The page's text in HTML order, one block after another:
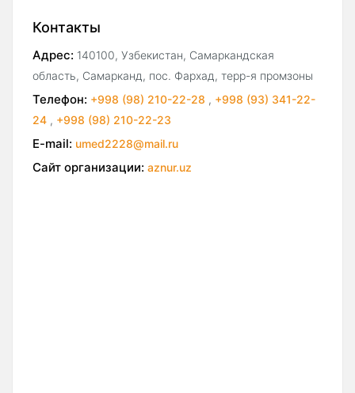
Контакты
Адрес: 140100, Узбекистан, Самаркандская
область, Самарканд, пос. Фархад, терр-я промзоны
Телефон: +998 (98) 210-22-28 , +998 (93) 341-22-
24 , +998 (98) 210-22-23
E-mail: umed2228@mail.ru
Сайт организации: aznur.uz